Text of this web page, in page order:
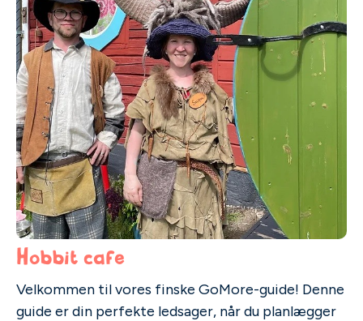
Hobbit cafe
Velkommen til vores finske GoMore-guide! Denne
guide er din perfekte ledsager, når du planlægger